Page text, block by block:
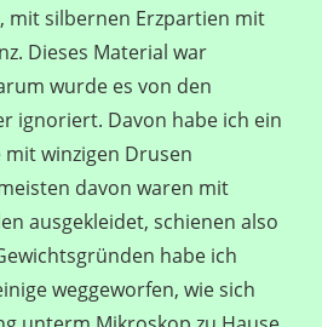
mit silbernen Erzpartien mit
Dieses Material war
wurde es von den
ignoriert. Davon habe ich ein
winzigen Drusen
davon waren mit
ausgekleidet, schienen also
habe ich
weggeworfen, wie sich